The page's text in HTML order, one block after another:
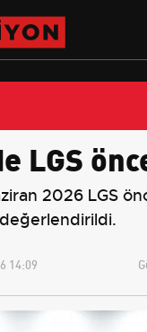
LGS
2026 LGS
değerlendirildi.
14:09